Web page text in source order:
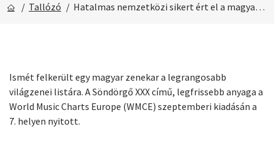
/ Tallózó / Hatalmas nemzetközi sikert ért el a magyar zenekar
Ismét felkerült egy magyar zenekar a legrangosabb
világzenei listára. A Söndörgő XXX című, legfrissebb anyaga a
World Music Charts Europe (WMCE) szeptemberi kiadásán a
7. helyen nyitott.